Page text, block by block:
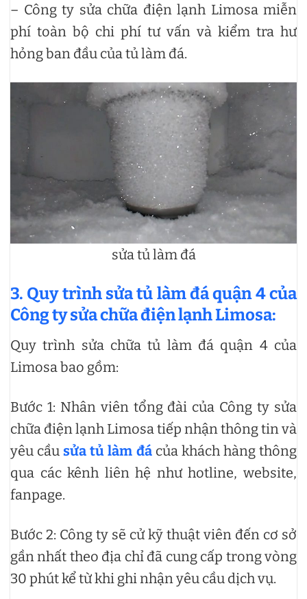
– Công ty sửa chữa điện lạnh Limosa miễn
phí toàn bộ chi phí tư vấn và kiểm tra hư
hỏng ban đầu của tủ làm đá.
sửa tủ làm đá
3. Quy trình sửa tủ làm đá quận 4 của
Công ty sửa chữa điện lạnh Limosa:
Quy trình sửa chữa tủ làm đá quận 4 của
Limosa bao gồm:
Bước 1: Nhân viên tổng đài của Công ty sửa
chữa điện lạnh Limosa tiếp nhận thông tin và
yêu cầusửa tủ làm đácủa khách hàng thông
qua các kênh liên hệ như hotline, website,
fanpage.
Bước 2: Công ty sẽ cử kỹ thuật viên đến cơ sở
gần nhất theo địa chỉ đã cung cấp trong vòng
30 phút kể từ khi ghi nhận yêu cầu dịch vụ.